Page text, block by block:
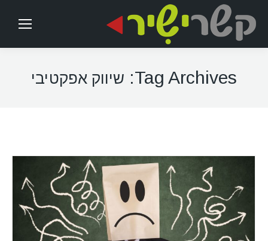
Tag Archives: שיווק אפקטיבי